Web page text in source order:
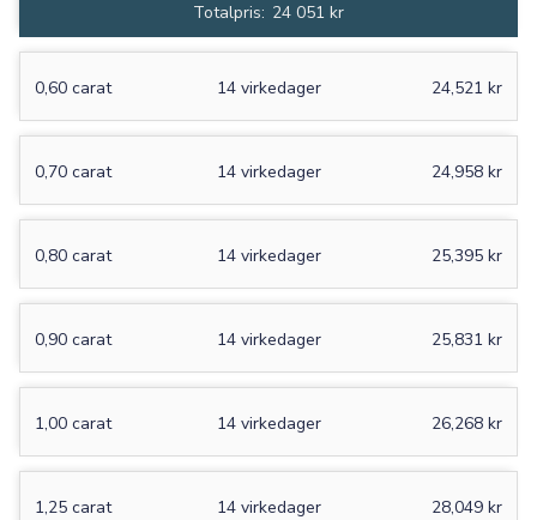
Totalpris: 24 051 kr
0,60 carat 24,521 kr
14 virkedager
0,70 carat 24,958 kr
14 virkedager
0,80 carat 25,395 kr
14 virkedager
0,90 carat 25,831 kr
14 virkedager
1,00 carat 26,268 kr
14 virkedager
1,25 carat 28,049 kr
14 virkedager